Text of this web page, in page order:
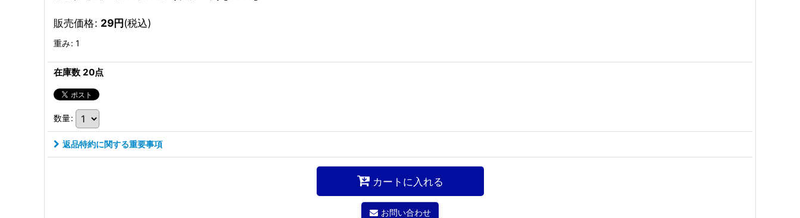
販売価格: 29円(税込)
重み: 1
在庫数 20点
数量:
返品特約に関する重要事項
カートに入れる
お問い合わせ